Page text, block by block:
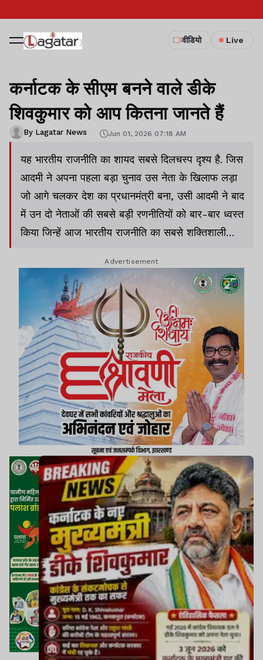
वीडियो Live
कर्नाटक के सीएम बनने वाले डीके
शिवकुमार को आप कितना जानते हैं
By Lagatar News Jun 01, 2026 07:18 AM
यह भारतीय राजनीति का शायद सबसे दिलचस्प दृश्य है. जिस
आदमी ने अपना पहला बड़ा चुनाव उस नेता के खिलाफ लड़ा
जो आगे चलकर देश का प्रधानमंत्री बना, उसी आदमी ने बाद
में उन दो नेताओं की सबसे बड़ी रणनीतियों को बार-बार ध्वस्त
किया जिन्हें आज भारतीय राजनीति का सबसे शक्तिशाली
की सत्ता के सर्वोच्च शिखर पर पहुंच रहे हैं.
Advertisement